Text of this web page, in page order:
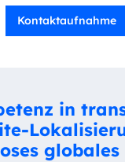
Kontaktaufnahme
in
globales